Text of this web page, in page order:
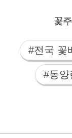
꽃
#전국 꽃
#동양